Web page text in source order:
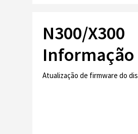
N300/X300
Informação
Atualização de firmware do